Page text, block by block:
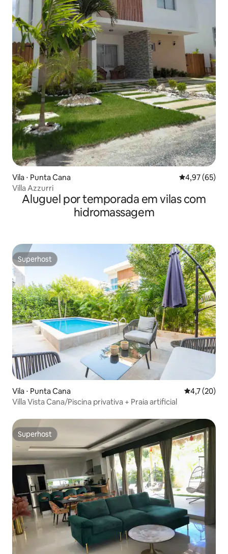
Vila ⋅ Punta Cana 4,97 de uma
4,97 (65)
Villa Azzurri
Aluguel por temporada em vilas com
hidromassagem
Superhost
Superhost
Vila ⋅ Punta Cana 4,7 de uma
4,7 (20)
Villa Vista Cana/Piscina privativa + Praia artificial
Superhost
Superhost